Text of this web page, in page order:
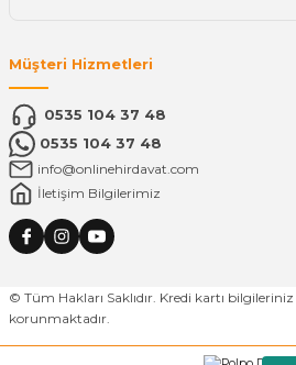
Müşteri Hizmetleri
0535 104 37 48
0535 104 37 48
info@onlinehirdavat.com
İletişim Bilgilerimiz
© Tüm Hakları Saklıdır. Kredi kartı
korunmaktadır.